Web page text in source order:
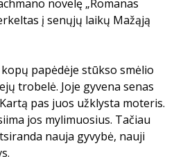
novelę „Romanas
į senųjų laikų Mažąją
papėdėje stūkso smėlio
trobelė. Joje gyvena senas
pas juos užklysta moteris.
jos mylimuosius. Tačiau
nauja gyvybė, nauji